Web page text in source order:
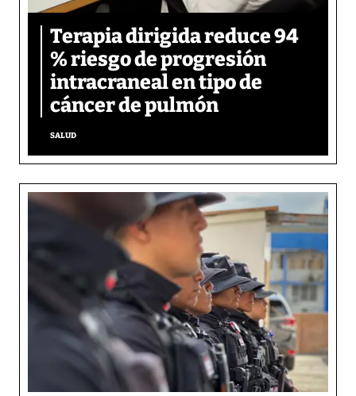
Terapia dirigida reduce 94
% riesgo de progresión
intracraneal en tipo de
cáncer de pulmón
SALUD